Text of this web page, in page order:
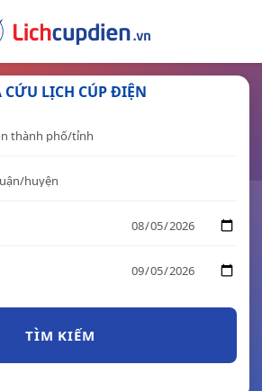
CỨU LỊCH CÚP ĐIỆN
TÌM KIẾM